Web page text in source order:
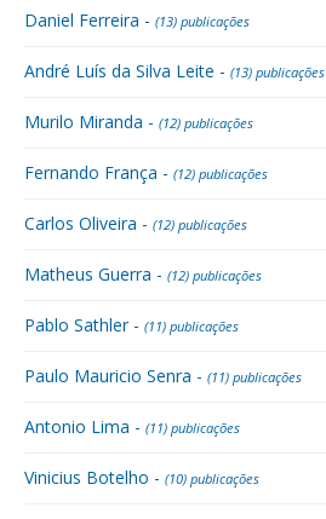
Daniel Ferreira - (13) publicações
André Luís da Silva Leite - (13) publicações
Murilo Miranda - (12) publicações
Fernando França - (12) publicações
Carlos Oliveira - (12) publicações
Matheus Guerra - (12) publicações
Pablo Sathler - (11) publicações
Paulo Mauricio Senra - (11) publicações
Antonio Lima - (11) publicações
Vinicius Botelho - (10) publicações